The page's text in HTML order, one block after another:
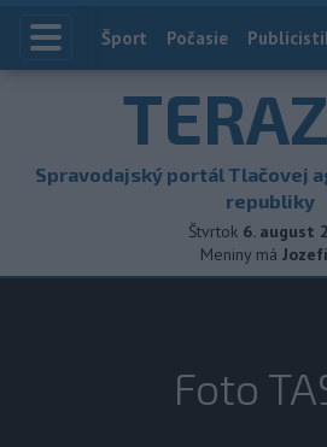
Index
Šport Počasie
TERAZ
Spravodajský portál Tlačovej
republiky
Štvrtok 6. august
Meniny má
Foto